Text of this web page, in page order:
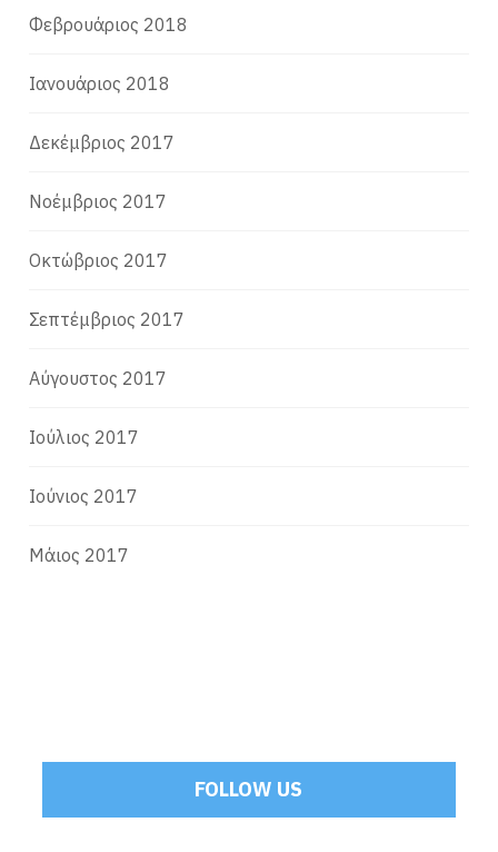
Φεβρουάριος 2018
Ιανουάριος 2018
Δεκέμβριος 2017
Νοέμβριος 2017
Οκτώβριος 2017
Σεπτέμβριος 2017
Αύγουστος 2017
Ιούλιος 2017
Ιούνιος 2017
Μάιος 2017
FOLLOW US